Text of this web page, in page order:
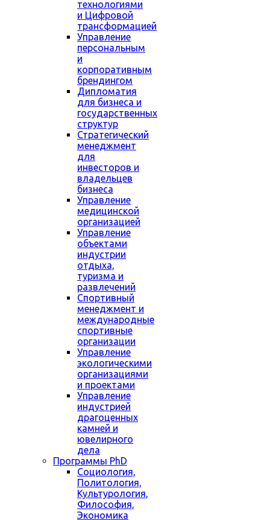
технологиями
и Цифровой
трансформацией
Управление
персональным
и
корпоративным
брендингом
Дипломатия
для бизнеса и
государственных
структур
Стратегический
менеджмент
для
инвесторов и
владельцев
бизнеса
Управление
медицинской
организацией
Управление
объектами
индустрии
отдыха,
туризма и
развлечений
Спортивный
менеджмент и
международные
спортивные
организации
Управление
экологическими
организациями
и проектами
Управление
индустрией
драгоценных
камней и
ювелирного
дела
Программы PhD
Социология,
Политология,
Культурология,
Философия,
Экономика